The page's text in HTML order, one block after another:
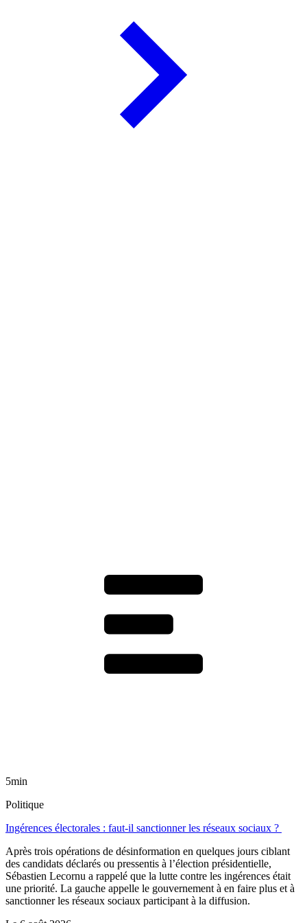
5min
Politique
Ingérences électorales : faut-il sanctionner les réseaux sociaux ?
Après trois opérations de désinformation en quelques jours ciblant
des candidats déclarés ou pressentis à l’élection présidentielle,
Sébastien Lecornu a rappelé que la lutte contre les ingérences était
une priorité. La gauche appelle le gouvernement à en faire plus et à
sanctionner les réseaux sociaux participant à la diffusion.